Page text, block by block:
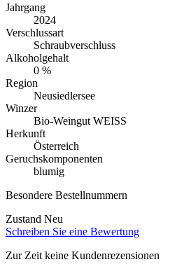
Jahrgang
2024
Verschlussart
Schraubverschluss
Alkoholgehalt
0 %
Region
Neusiedlersee
Winzer
Bio-Weingut WEISS
Herkunft
Österreich
Geruchskomponenten
blumig
Besondere Bestellnummern
Zustand Neu
Schreiben Sie eine Bewertung
Zur Zeit keine Kundenrezensionen